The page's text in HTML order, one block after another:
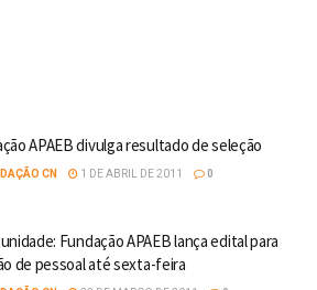
APAEB divulga resultado de seleção
CN 1 DE ABRIL DE 2011 0
Fundação APAEB lança edital para
de pessoal até sexta-feira